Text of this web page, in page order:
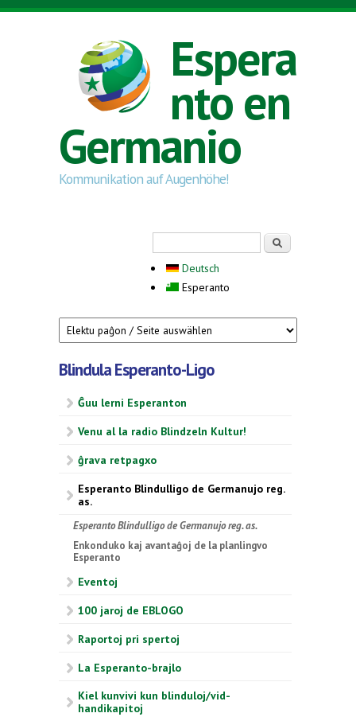
Skip to main content
Espera
nto en
Germanio
Kommunikation auf Augenhöhe!
Deutsch
Esperanto
Blindula Esperanto-Ligo
Ĝuu lerni Esperanton
Venu al la radio Blindzeln Kultur!
ĝrava retpagxo
Esperanto Blindulligo de Germanujo reg.
as.
Esperanto Blindulligo de Germanujo reg. as.
Enkonduko kaj avantaĝoj de la planlingvo
Esperanto
Eventoj
100 jaroj de EBLOGO
Raportoj pri spertoj
La Esperanto-brajlo
Kiel kunvivi kun blinduloj/vid-
handikapitoj